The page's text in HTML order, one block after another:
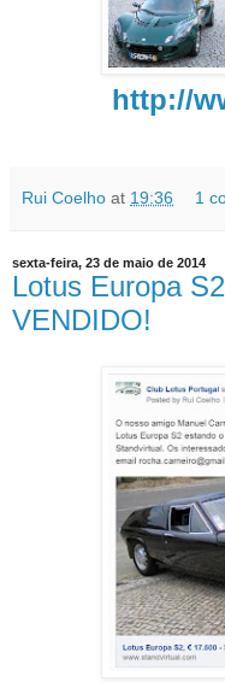
http://
Rui Coelho at 19:36 1
sexta-feira, 23 de maio de 2014
Lotus Europa
VENDIDO!